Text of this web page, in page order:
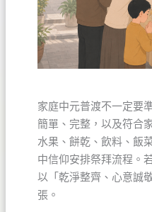
家庭中元普渡不一定要
簡單、完整，以及符合
水果、餅乾、飲料、飯
中信仰安排祭拜流程。
以「乾淨整齊、心意誠
張。